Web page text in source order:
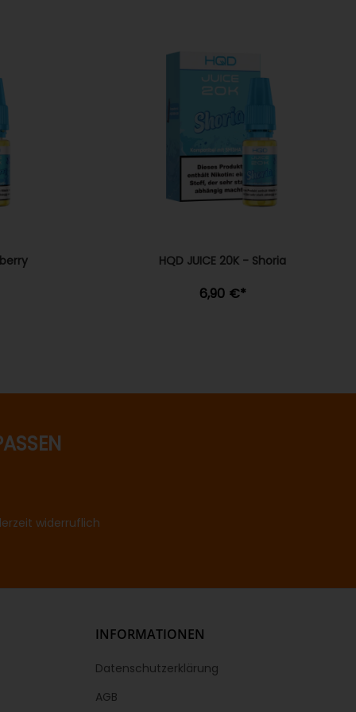
HQD JUICE 20K - Shoria
6,90 €*
widerruflich
INFORMATIONEN
Datenschutzerklärung
AGB